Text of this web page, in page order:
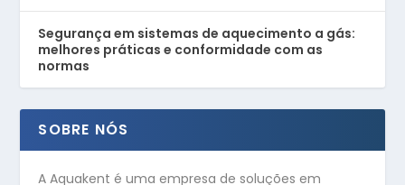
Segurança em sistemas de aquecimento a gás:
melhores práticas e conformidade com as
normas
SOBRE NÓS
A Aquakent é uma empresa de soluções em